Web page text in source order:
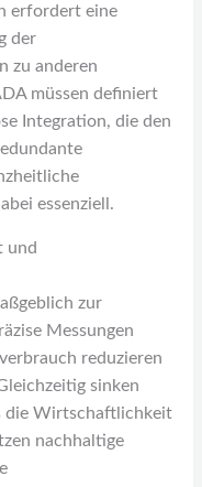
erfordert eine
der
zu anderen
müssen definiert
Integration, die den
essenziell.
und
zur
Messungen
reduzieren
sinken
die Wirtschaftlichkeit
nachhaltige